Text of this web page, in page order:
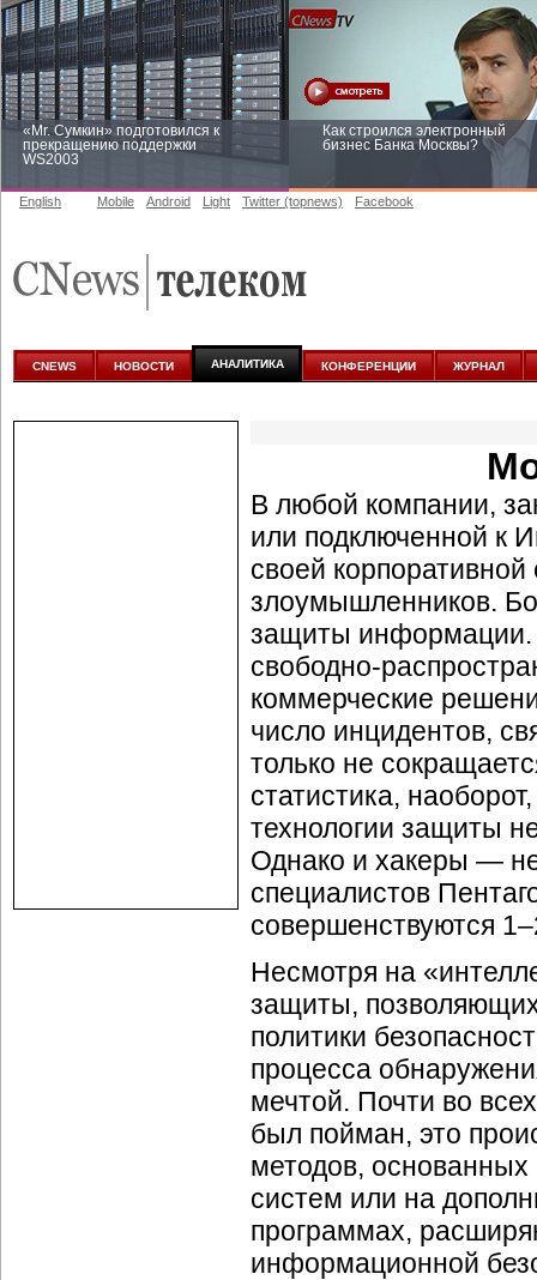
«Mr. Сумкин» подготовился к
прекращению поддержки
WS2003
Как строился электронный
бизнес Банка Москвы?
аналитике
English Mobile Android Light Twitter (topnews) Facebook
CNEWS НОВОСТИ АНАЛИТИКА КОНФЕРЕНЦИИ ЖУРНАЛ
В любой компании,
или подключенной к
своей
злоумышленников.
защиты информации.
свободно-
коммерческие
число инцидентов,
только не
статистика,
технологии защиты
Однако и хакеры —
специалистов
совершенствуются
Несмотря на
защиты,
политики
процесса
мечтой. Почти во
был пойман, это
методов,
систем или на
программах,
информационной